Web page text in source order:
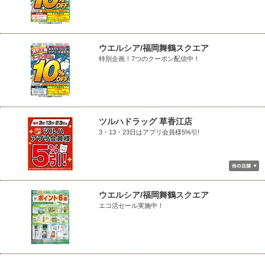
ウエルシア/福岡舞鶴スクエア
特別企画！7つのクーポン配信中！
ツルハドラッグ 草香江店
3・13・23日はアプリ会員様5%引!
ウエルシア/福岡舞鶴スクエア
エコ活セール実施中！